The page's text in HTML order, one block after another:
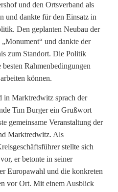
und den Ortsverband als
und dankte für den Einsatz in
Den geplanten Neubau der
und dankte der
zum Standort. Die Politik
Rahmenbedingungen
können.
in Marktredwitz sprach der
Tim Burger ein Grußwort
gemeinsame Veranstaltung der
Marktredwitz. Als
stellte sich
er betonte in seiner
Europawahl und die konkreten
vor Ort. Mit einem Ausblick